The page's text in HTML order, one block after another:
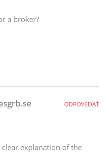
a broker?
explanation of the
ODPOVEDAŤ